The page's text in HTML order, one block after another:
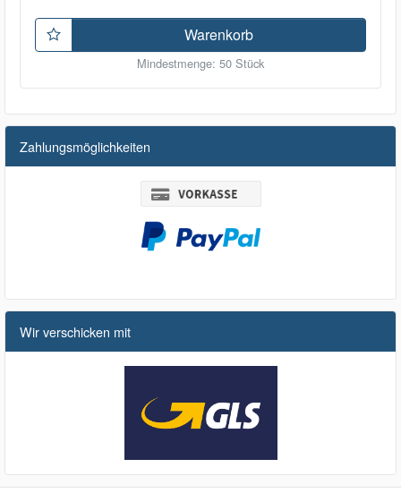
Warenkorb
Mindestmenge: 50 Stück
Zahlungsmöglichkeiten
Wir verschicken mit